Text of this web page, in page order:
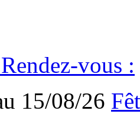
vous :
15/08/26